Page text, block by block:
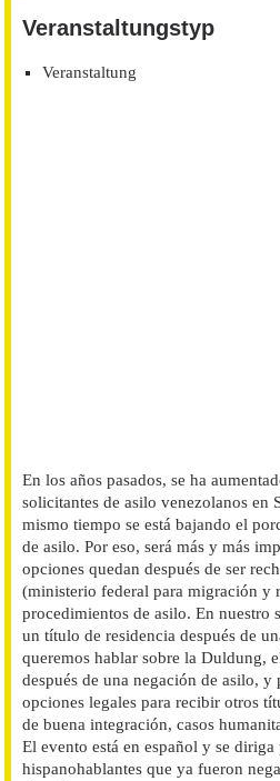
Veranstaltungstyp
Veranstaltung
En los años pasados, se ha
solicitantes de asilo venezolanos en
mismo tiempo se está bajando el
de asilo. Por eso, será más y más
opciones quedan después de ser
(ministerio federal para migración y
procedimientos de asilo. En nuestro
un título de residencia después de
queremos hablar sobre la Duldung,
después de una negación de asilo, y
opciones legales para recibir otros
de buena integración, casos
El evento está en español y se
hispanohablantes que ya fueron